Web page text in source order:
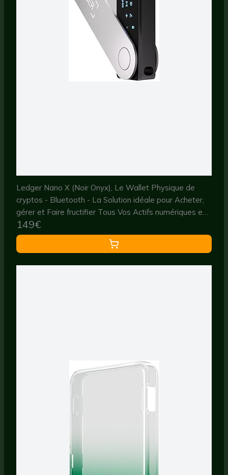
Ledger Nano X (Noir Onyx), Le Wallet Physique de
cryptos - Bluetooth - La Solution idéale pour Acheter,
gérer et Faire fructifier Tous Vos Actifs numériques en
sécurité
149€